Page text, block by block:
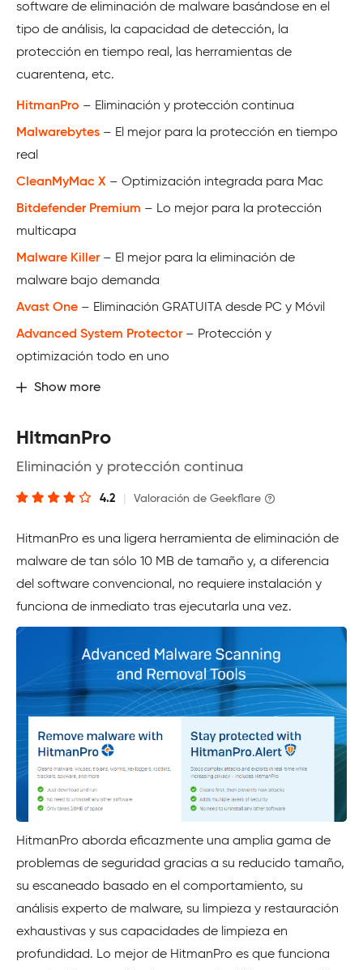
software de eliminación de malware basándose en el
tipo de análisis, la capacidad de detección, la
protección en tiempo real, las herramientas de
cuarentena, etc.
HitmanPro – Eliminación y protección continua
Malwarebytes – El mejor para la protección en tiempo
real
CleanMyMac X – Optimización integrada para Mac
Bitdefender Premium – Lo mejor para la protección
multicapa
Malware Killer– El mejor para la eliminación de
malware bajo demanda
Avast One – Eliminación GRATUITA desde PC y Móvil
Advanced System Protector– Protección y
optimización todo en uno
Show more
HitmanPro
Eliminación y protección continua
4.2 Valoración de Geekflare
HitmanPro es una ligera herramienta de eliminación de
malware de tan sólo 10 MB de tamaño y, a diferencia
del software convencional, no requiere instalación y
funciona de inmediato tras ejecutarla una vez.
HitmanPro aborda eficazmente una amplia gama de
problemas de seguridad gracias a su reducido tamaño,
su escaneado basado en el comportamiento, su
análisis experto de malware, su limpieza y restauración
exhaustivas y sus capacidades de limpieza en
profundidad. Lo mejor de HitmanPro es que funciona